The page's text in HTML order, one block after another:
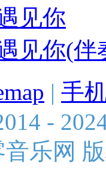
见你
见你(伴
| 手
-
音乐网